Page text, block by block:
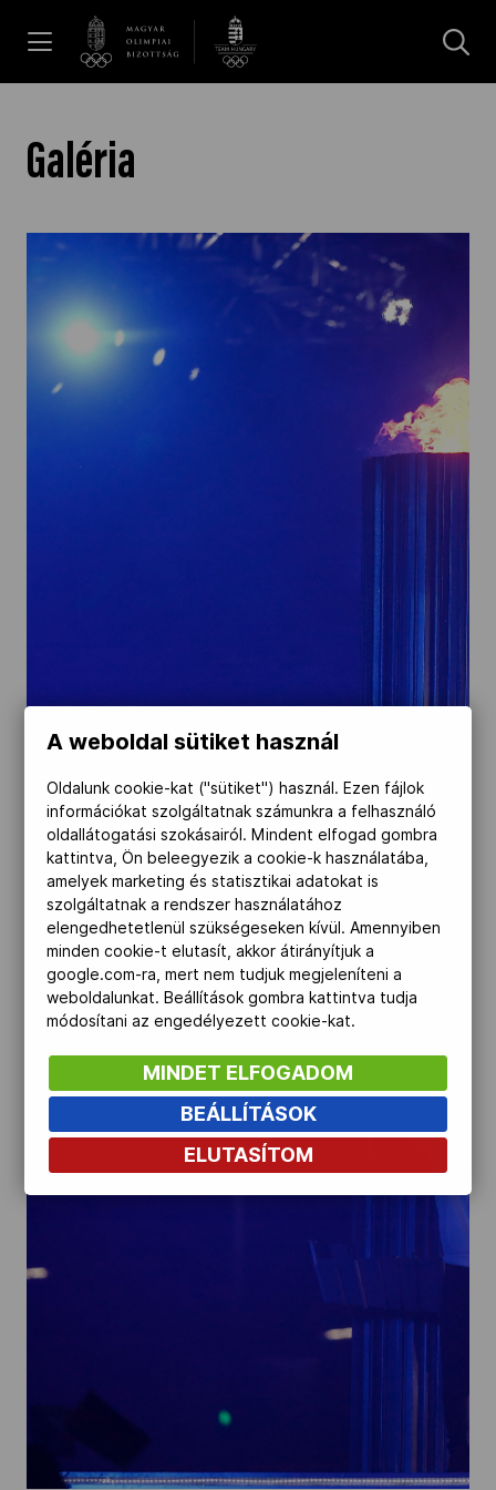
Dakar 2026
Los Angeles 2028
Társszervezetek
OVEP
Adatbank
Galéria
A weboldal sütiket használ
Oldalunk cookie-kat ("sütiket") használ. Ezen fájlok
információkat szolgáltatnak számunkra a felhasználó
oldallátogatási szokásairól. Mindent elfogad gombra
kattintva, Ön beleegyezik a cookie-k használatába,
amelyek marketing és statisztikai adatokat is
szolgáltatnak a rendszer használatához
elengedhetetlenül szükségeseken kívül. Amennyiben
minden cookie-t elutasít, akkor átirányítjuk a
google.com-ra, mert nem tudjuk megjeleníteni a
weboldalunkat. Beállítások gombra kattintva tudja
módosítani az engedélyezett cookie-kat.
MINDET ELFOGADOM
BEÁLLÍTÁSOK
ELUTASÍTOM